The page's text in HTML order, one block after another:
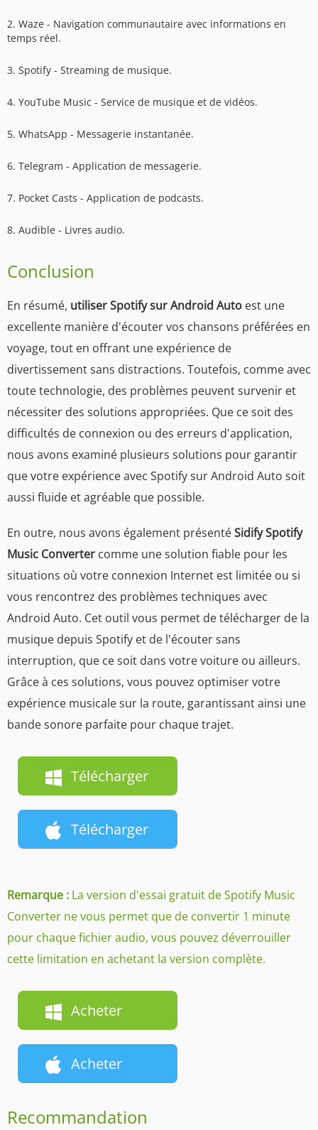
2. Waze - Navigation communautaire avec informations en
temps réel.
3. Spotify - Streaming de musique.
4. YouTube Music - Service de musique et de vidéos.
5. WhatsApp - Messagerie instantanée.
6. Telegram - Application de messagerie.
7. Pocket Casts - Application de podcasts.
8. Audible - Livres audio.
Conclusion
En résumé, utiliser Spotify sur Android Auto est une
excellente manière d'écouter vos chansons préférées en
voyage, tout en offrant une expérience de
divertissement sans distractions. Toutefois, comme avec
toute technologie, des problèmes peuvent survenir et
nécessiter des solutions appropriées. Que ce soit des
difficultés de connexion ou des erreurs d'application,
nous avons examiné plusieurs solutions pour garantir
que votre expérience avec Spotify sur Android Auto soit
aussi fluide et agréable que possible.
En outre, nous avons également présentéSidify Spotify
Music Converter comme une solution fiable pour les
situations où votre connexion Internet est limitée ou si
vous rencontrez des problèmes techniques avec
Android Auto. Cet outil vous permet de télécharger de la
musique depuis Spotify et de l'écouter sans
interruption, que ce soit dans votre voiture ou ailleurs.
Grâce à ces solutions, vous pouvez optimiser votre
expérience musicale sur la route, garantissant ainsi une
bande sonore parfaite pour chaque trajet.
Télécharger
Télécharger
Remarque : La version d'essai gratuit de Spotify Music
Converter ne vous permet que de convertir 1 minute
pour chaque fichier audio, vous pouvez déverrouiller
cette limitation en achetant la version complète.
Acheter
Acheter
Recommandation